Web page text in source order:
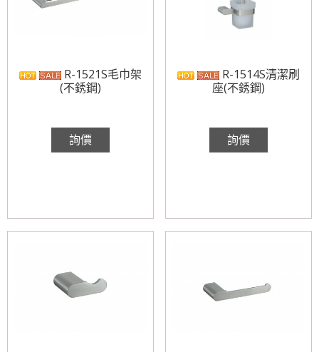
R-1521S毛巾架
(不銹鋼)
詢價
R-1514S清潔刷
座(不銹鋼)
詢價